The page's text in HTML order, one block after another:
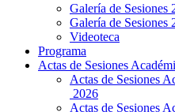
Galería de Sesiones
Galería de Sesiones
Videoteca
Programa
Actas de Sesiones
Actas de Sesiones
2026
Actas de Sesiones